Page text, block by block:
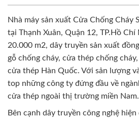
Nhà máy sản xuất Cửa Chống Cháy
tại Thạnh Xuân, Quận 12, TP.Hồ
20.000 m2, dây truyền sản xuất
gỗ chống cháy, cửa thép chống
cửa thép Hàn Quốc. Với sản lượng
top những công ty đứng đầu về
cửa thép ngoài thị trường miền Nam.
Bên cạnh dây truyền công nghệ hiện